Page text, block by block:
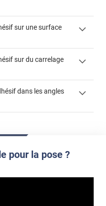
sur une surface
sur du carrelage
et réappliquer un joint
dans les angles
pour la pose ?